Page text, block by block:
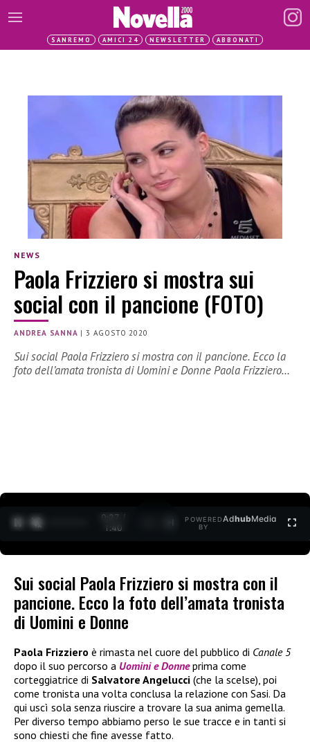
SANREMO AMICI 24 NEWSLETTER ABBONATI
NEWS
Paola Frizziero si mostra sui
social con il pancione (FOTO)
ANDREA SANNA |3 AGOSTO 2020
Sui social Paola Frizziero si mostra con il pancione. Ecco la
foto dell’amata tronista di Uomini e Donne Paola Frizziero…
0:28 /
1:40
POWERED
BY
AdhubMedia
Sui social Paola Frizziero si mostra con il
pancione. Ecco la foto dell’amata tronista
di Uomini e Donne
Paola Frizziero è rimasta nel cuore del pubblico di Canale 5
dopo il suo percorso a Uomini e Donne prima come
corteggiatrice di Salvatore Angelucci (che la scelse), poi
come tronista una volta conclusa la relazione con Sasi. Da
qui uscì sola senza riuscire a trovare la sua anima gemella.
Per diverso tempo abbiamo perso le sue tracce e in tanti si
sono chiesti che fine avesse fatto.